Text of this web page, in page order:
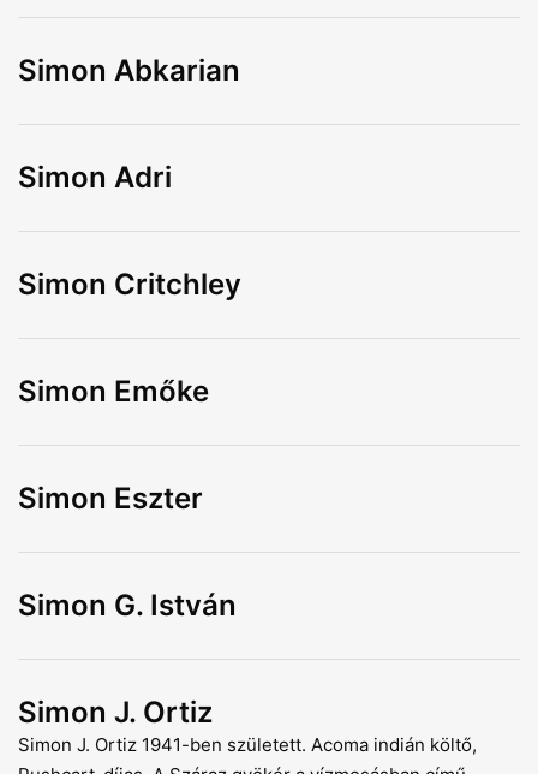
Simon Abkarian
Simon Adri
Simon Critchley
Simon Emőke
Simon Eszter
Simon G. István
Simon J. Ortiz
Simon J. Ortiz 1941-ben született. Acoma indián költő,